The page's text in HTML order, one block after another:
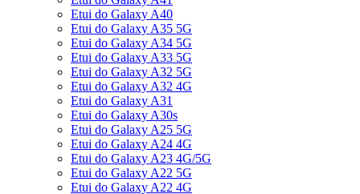
Etui do Galaxy A40
Etui do Galaxy A35 5G
Etui do Galaxy A34 5G
Etui do Galaxy A33 5G
Etui do Galaxy A32 5G
Etui do Galaxy A32 4G
Etui do Galaxy A31
Etui do Galaxy A30s
Etui do Galaxy A25 5G
Etui do Galaxy A24 4G
Etui do Galaxy A23 4G/5G
Etui do Galaxy A22 5G
Etui do Galaxy A22 4G